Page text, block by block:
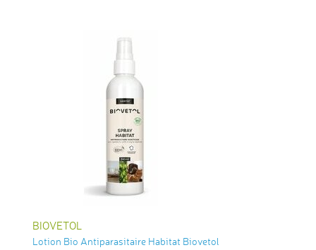
BIOVETOL
Lotion Bio Antiparasitaire Habitat Biovetol